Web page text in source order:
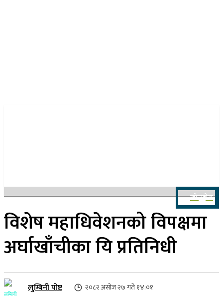
खोज्नुहोस
विशेष महाधिवेशनको विपक्षमा
अर्घाखाँचीका यि प्रतिनिधी
लुम्बिनी पोष्ट २०८२ असोज २७ गते १४:०१